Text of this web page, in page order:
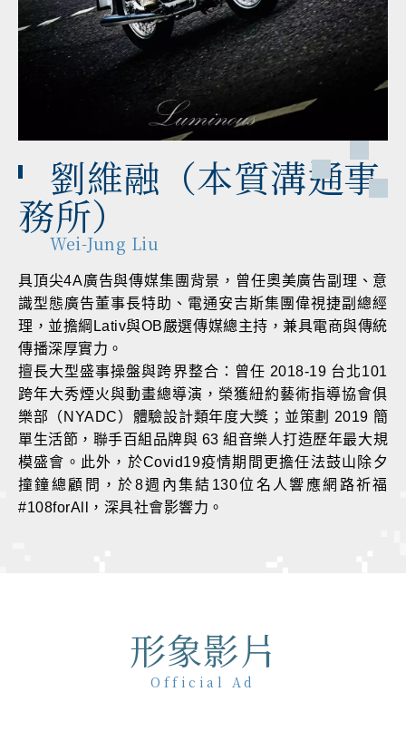
劉維融（本質溝通事
務所）
Wei-Jung Liu
具頂尖4A廣告與傳媒集團背景，曾任奧美廣告副理、意
識型態廣告董事長特助、電通安吉斯集團偉視捷副總經
理，並擔綱Lativ與OB嚴選傳媒總主持，兼具電商與傳統
傳播深厚實力。
擅長大型盛事操盤與跨界整合：曾任 2018-19 台北101
跨年大秀煙火與動畫總導演，榮獲紐約藝術指導協會俱
樂部（NYADC）體驗設計類年度大獎；並策劃 2019 簡
單生活節，聯手百組品牌與 63 組音樂人打造歷年最大規
模盛會。此外，於Covid19疫情期間更擔任法鼓山除夕
撞鐘總顧問，於8週內集結130位名人響應網路祈福
#108forAll，深具社會影響力。
形象影片
Official Ad